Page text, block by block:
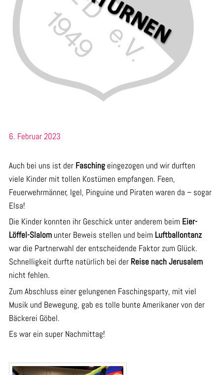
6. Februar 2023
Auch bei uns ist der Faschingeingezogen und wir durften
viele Kinder mit tollen Kostümen empfangen. Feen,
Feuerwehrmänner, Igel, Pinguine und Piraten waren da – sogar
Elsa!
Die Kinder konnten ihr Geschick unter anderem beim Eier-
Löffel-Slalomunter Beweis stellen und beim Luftballontanz
war die Partnerwahl der entscheidende Faktor zum Glück.
Schnelligkeit durfte natürlich bei der Reise nach Jerusalem
nicht fehlen.
Zum Abschluss einer gelungenen Faschingsparty, mit viel
Musik und Bewegung, gab es tolle bunte Amerikaner von der
Bäckerei Göbel.
Es war ein super Nachmittag!